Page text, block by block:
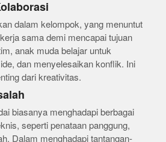
dalam kelompok, yang menuntut
sama demi mencapai tujuan
anak muda belajar untuk
dan menyelesaikan konflik. Ini
dari kreativitas.
biasanya menghadapi berbagai
seperti penataan panggung,
Dalam menghadapi tantangan-